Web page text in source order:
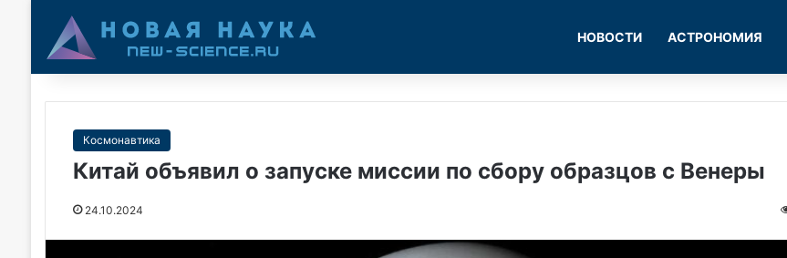
НОВОСТИ АСТРОНОМИЯ
Космонавтика
Китай объявил о запуске миссии по сбору образцов с Венеры
24.10.2024